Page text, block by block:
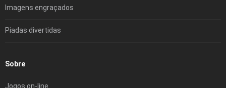
Imagens engraçados
Piadas divertidas
Sobre
Jogos on-line